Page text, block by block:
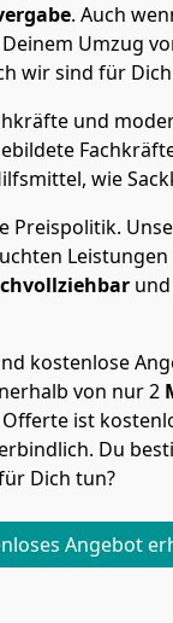
. Auch
Umzug
wir sind für
und
wie
Preispolitik.
und
kostenlose
von nur2
ist
Du
Dich tun?
Angebot